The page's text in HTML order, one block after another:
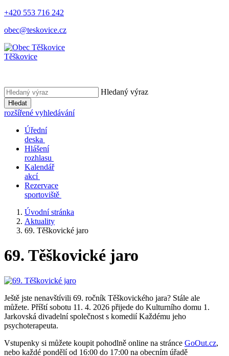
+420 553 716 242
obec@teskovice.cz
Těškovice
Hledaný výraz
Hledat
rozšířené vyhledávání
Úřední
deska
Hlášení
rozhlasu
Kalendář
akcí
Rezervace
sportoviště
Úvodní stránka
Aktuality
69. Těškovické jaro
69. Těškovické jaro
Ještě jste nenavštívili 69. ročník Těškovického jara? Stále ale
můžete. Příští sobotu 11. 4. 2026 přijede do Kulturního domu 1.
Jarkovská divadelní společnost s komedií Každému jeho
psychoterapeuta.
Vstupenky si můžete koupit pohodlně online na stránce GoOut.cz,
nebo každé pondělí od 16:00 do 17:00 na obecním úřadě